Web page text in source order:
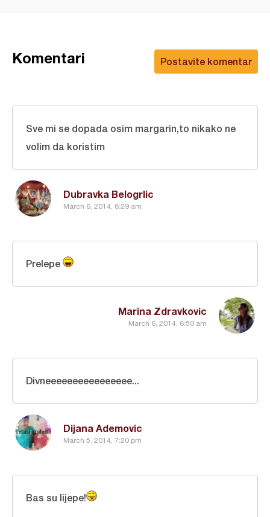
Postavite komentar
Komentari
Dubravka Belogrlic
March 6, 2014, 8:29 am
Sve mi se dopada osim margarin,to nikako ne
volim da koristim
Marina Zdravkovic
March 6, 2014, 6:50 am
Prelepe
Dijana Ademovic
March 5, 2014, 7:20 pm
Divneeeeeeeeeeeeeeee...
Bas su lijepe!